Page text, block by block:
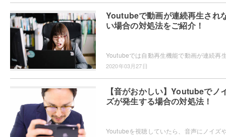
Youtubeで動画が連続再生され
い場合の対処法をご紹介！
2020年03月27日
【音がおかしい】Youtubeでノ
ズが発生する場合の対処法！